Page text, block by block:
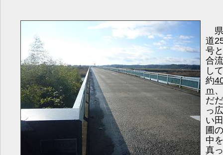
県
道
号と
合流
して
約
ｍ 、
だだ
っ広
い田
圃の
中を
真っ